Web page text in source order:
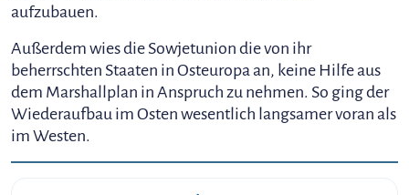
aufzubauen.
Außerdem wies die Sowjetunion die von ihr
beherrschten Staaten in Osteuropa an, keine Hilfe aus
dem Marshallplan in Anspruch zu nehmen. So ging der
Wiederaufbau im Osten wesentlich langsamer voran als
im Westen.